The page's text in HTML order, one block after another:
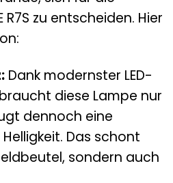
R7S zu entscheiden. Hier
Dank modernster LED-
diese Lampe nur
dennoch eine
Das schont
sondern auch